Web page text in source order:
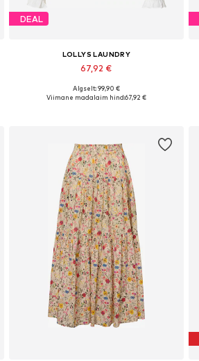
DEAL
LOLLYS LAUNDRY
67,92 €
Saadaolevad suurused: XS, S, M, L, XL, XXL
Algselt: 99,90 €
Viimane madalaim hind:67,92 €